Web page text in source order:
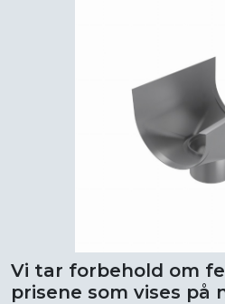
Vi tar forbehold om
prisene som vises på